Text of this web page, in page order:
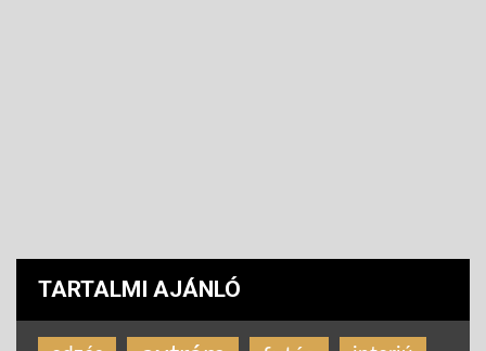
TARTALMI AJÁNLÓ